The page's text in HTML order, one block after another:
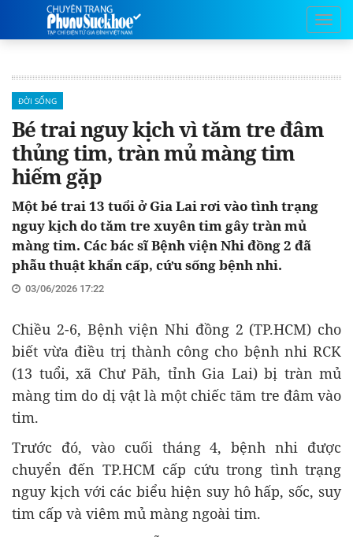
ĐỜI SỐNG
Bé trai nguy kịch vì tăm tre đâm
thủng tim, tràn mủ màng tim
hiếm gặp
Một bé trai 13 tuổi ở Gia Lai rơi vào tình trạng
nguy kịch do tăm tre xuyên tim gây tràn mủ
màng tim. Các bác sĩ Bệnh viện Nhi đồng 2 đã
phẫu thuật khẩn cấp, cứu sống bệnh nhi.
03/06/2026 17:22
Chiều 2-6, Bệnh viện Nhi đồng 2 (TP.HCM) cho
biết vừa điều trị thành công cho bệnh nhi RCK
(13 tuổi, xã Chư Păh, tỉnh Gia Lai) bị tràn mủ
màng tim do dị vật là một chiếc tăm tre đâm vào
tim.
Trước đó, vào cuối tháng 4, bệnh nhi được
chuyển đến TP.HCM cấp cứu trong tình trạng
nguy kịch với các biểu hiện suy hô hấp, sốc, suy
tim cấp và viêm mủ màng ngoài tim.